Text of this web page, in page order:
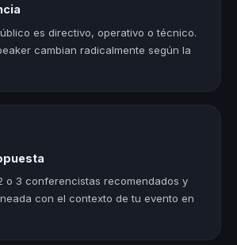
es directivo, operativo o técnico.
cambian radicalmente según la
o 3 conferencistas recomendados y
con el contexto de tu evento en